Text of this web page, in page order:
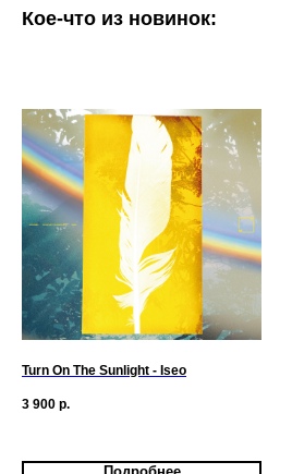
Кое-что из новинок:
Turn On The Sunlight - Iseo
3 900 р.